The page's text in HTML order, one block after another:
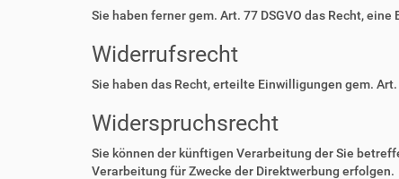
Sie haben ferner gem. Art. 77 DSGVO das Recht,
Widerrufsrecht
Sie haben das Recht, erteilte Einwilligungen gem.
Widerspruchsrecht
Sie können der künftigen Verarbeitung der Sie
Verarbeitung für Zwecke der Direktwerbung erfolgen.